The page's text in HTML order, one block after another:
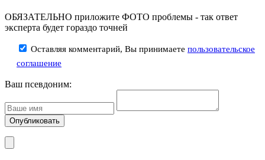
ОБЯЗАТЕЛЬНО приложите ФОТО проблемы - так ответ
эксперта будет гораздо точней
Оставляя комментарий, Вы принимаете пользовательское
соглашение
Ваш псевдоним: